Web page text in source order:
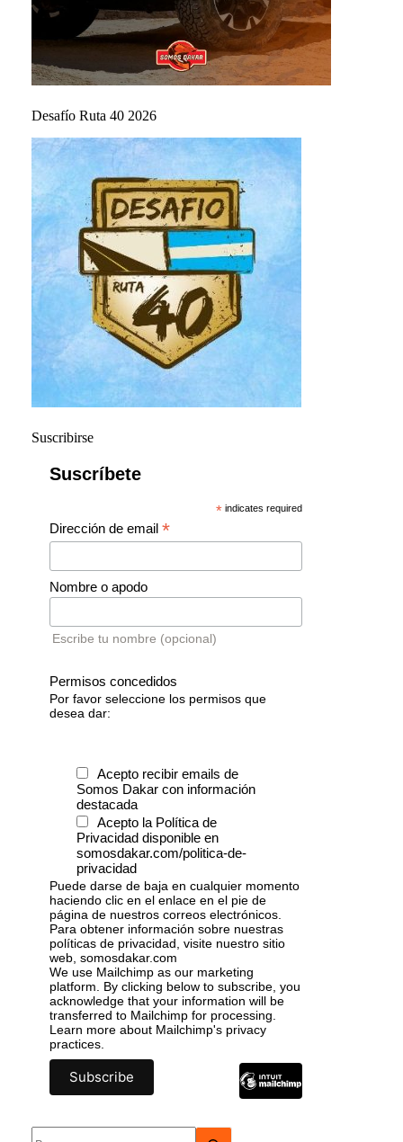
Desafío Ruta 40 2026
Suscribirse
Suscríbete
* indicates required
Dirección de email *
Nombre o apodo
Escribe tu nombre (opcional)
Permisos concedidos
Por favor seleccione los permisos que
desea dar:
Acepto recibir emails de
Somos Dakar con información
destacada
Acepto la Política de
Privacidad disponible en
somosdakar.com/politica-de-
privacidad
Puede darse de baja en cualquier momento
haciendo clic en el enlace en el pie de
página de nuestros correos electrónicos.
Para obtener información sobre nuestras
políticas de privacidad, visite nuestro sitio
web, somosdakar.com
We use Mailchimp as our marketing
platform. By clicking below to subscribe, you
acknowledge that your information will be
transferred to Mailchimp for processing.
Learn more about Mailchimp's privacy
practices.